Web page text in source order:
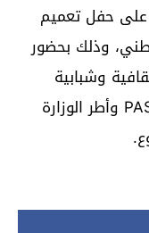
على حفل تعميم
وذلك بحضور
وشبابية
مختلفة وشركاء تطبيق PASS JEUNES وأطر الوزارة